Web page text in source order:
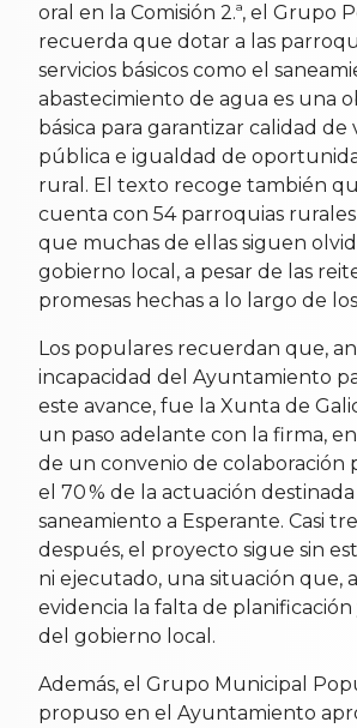
oral en la Comisión 2.ª, el Grupo
recuerda que dotar a las
servicios básicos como el
abastecimiento de agua es una
básica para garantizar calidad de
pública e igualdad de
rural. El texto recoge también
cuenta con 54 parroquias
que muchas de ellas siguen
gobierno local, a pesar de las
promesas hechas a lo largo de
Los populares recuerdan que,
incapacidad del Ayuntamiento
este avance, fue la Xunta de
un paso adelante con la firma,
de un convenio de colaboración
el 70 % de la actuación
saneamiento a Esperante. Casi
después, el proyecto sigue sin
ni ejecutado, una situación que,
evidencia la falta de
del gobierno local.
Además, el Grupo Municipal
propuso en el Ayuntamiento